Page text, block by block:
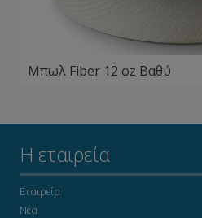
Μπωλ Fiber 12 oz Βαθύ
Η εταιρεία
Εταιρεία
Νέα